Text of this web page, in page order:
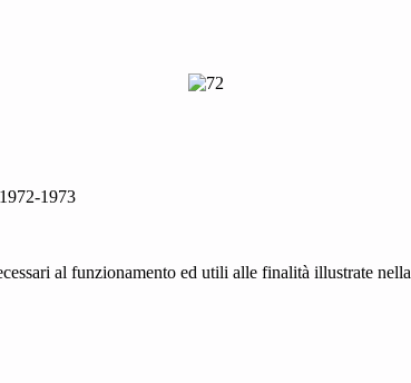
1973
al funzionamento ed utili alle finalità illustrate nella